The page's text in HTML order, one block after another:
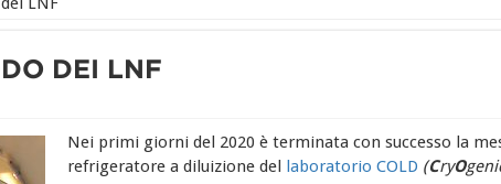
DEI LNF
Nei primi giorni del 2020 è terminata con successo la
refrigeratore a diluizione del laboratorio COLD (CryO